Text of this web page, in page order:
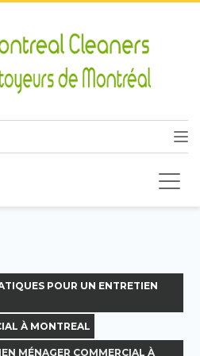
POUR UN ENTRETIEN
À MONTREAL
MÉNAGER COMMERCIAL À